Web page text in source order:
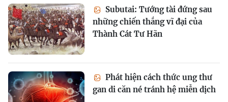
Subutai: Tướng tài đứng sau
những chiến thắng vĩ đại của
Thành Cát Tư Hãn
Phát hiện cách thức ung thư
gan di căn né tránh hệ miễn dịch